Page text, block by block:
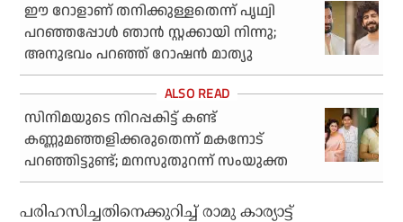
ഈ റോളാണ് തനിക്കുള്ളതെന്ന് പൃഥ്വി
പറഞ്ഞപ്പോള്‍ ഞാന്‍ സ്റ്റക്കായി നിന്നു;
അനുഭവം പറഞ്ഞ് റോഷന്‍ മാത്യു
സിനിമയുടെ നിറപ്പകിട്ട് കണ്ട്
കണ്ണുമഞ്ഞളിക്കരുതെന്ന് മകനോട്
പറഞ്ഞിട്ടുണ്ട്; മനസുതുറന്ന് സംയുക്ത
പരിഹസിച്ചതിനെക്കുറിച്ച് രാമു കാര്യാട്ട്